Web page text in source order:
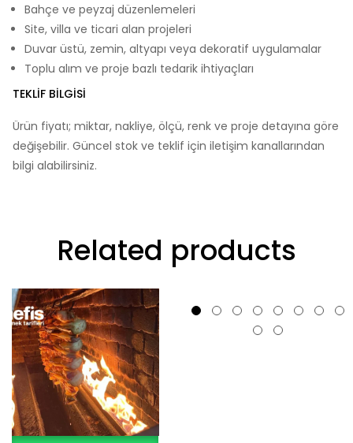
Bahçe ve peyzaj düzenlemeleri
Site, villa ve ticari alan projeleri
Duvar üstü, zemin, altyapı veya dekoratif uygulamalar
Toplu alım ve proje bazlı tedarik ihtiyaçları
TEKLIF BILGISI
Ürün fiyatı; miktar, nakliye, ölçü, renk ve proje detayına göre
değişebilir. Güncel stok ve teklif için iletişim kanallarından
bilgi alabilirsiniz.
Related products